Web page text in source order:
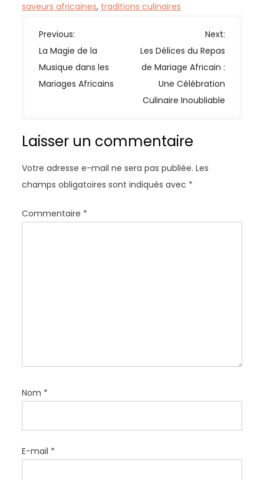
saveurs africaines, traditions culinaires
N
a
v
i
i
n
d
e
l
Previous:
La Magie de la
Musique dans les
Mariages Africains
Next:
Les Délices du Repas
de Mariage Africain :
Une Célébration
Culinaire Inoubliable
Laisser un commentaire
Votre adresse e-mail ne sera pas publiée. Les
champs obligatoires sont indiqués avec *
Commentaire *
Nom *
E-mail *